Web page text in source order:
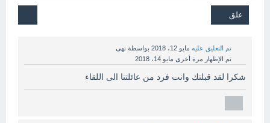
تم التعليق عليه مايو 12، 2018 بواسطة نهى
تم الإظهار مرة أخرى مايو 14، 2018
شكرا لقد قبلتك وانت فرد من عائلتنا الى اللقاء